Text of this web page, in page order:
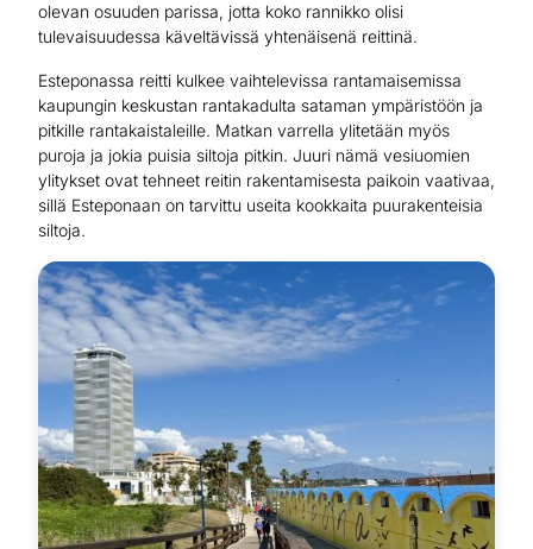
olevan osuuden parissa, jotta koko rannikko olisi
tulevaisuudessa käveltävissä yhtenäisenä reittinä.
Esteponassa reitti kulkee vaihtelevissa rantamaisemissa
kaupungin keskustan rantakadulta sataman ympäristöön ja
pitkille rantakaistaleille. Matkan varrella ylitetään myös
puroja ja jokia puisia siltoja pitkin. Juuri nämä vesiuomien
ylitykset ovat tehneet reitin rakentamisesta paikoin vaativaa,
sillä Esteponaan on tarvittu useita kookkaita puurakenteisia
siltoja.